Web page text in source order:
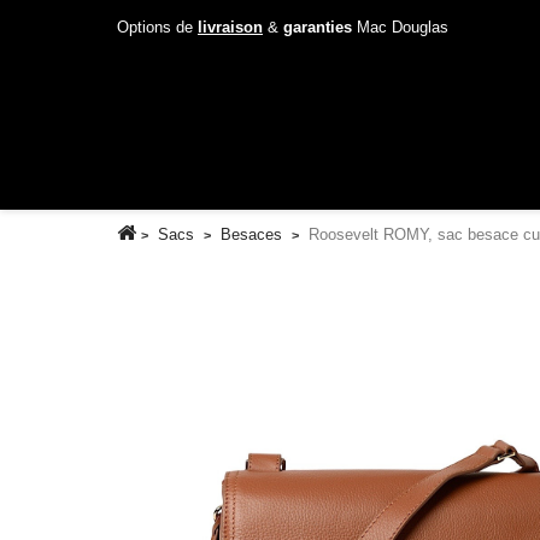
Options de livraison & garanties Mac Douglas
Sacs Besaces Roosevelt ROMY, sac besace